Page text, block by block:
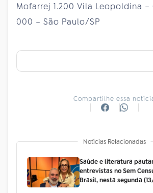
Mofarrej 1.200 Vila Leopoldina –
000 – São Paulo/SP
Compartilhe essa
Notícias Relacionadas
Saúde e literatura
entrevistas no Sem
Brasil, nesta segunda